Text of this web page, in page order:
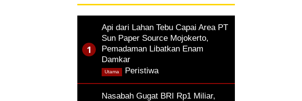
Api dari Lahan Tebu Capai Area PT
Sun Paper Source Mojokerto,
Pemadaman Libatkan Enam
Damkar
Peristiwa,
Utama
Nasabah Gugat BRI Rp1 Miliar,